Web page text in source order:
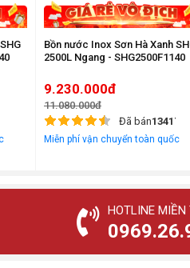
Bồn nước Inox Sơn Hà Xanh
2500L Ngang - SHG2500F1140
9.230.000đ
11.080.000đ
Đã bán13417
Miễn phí vận chuyển toàn quốc
HOTLINE MIỀN